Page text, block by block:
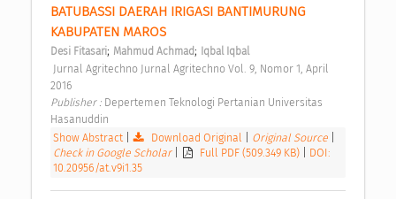
BATUBASSI DAERAH IRIGASI BANTIMURUNG
KABUPATEN MAROS
Desi Fitasari; Mahmud Achmad; Iqbal Iqbal
2016
Publisher : Depertemen Teknologi Pertanian Universitas
Hasanuddin
Show Abstract
Download Original Original Source
Check in Google Scholar
Full PDF (509.349 KB)
DOI:
10.20956/at.v9i1.35